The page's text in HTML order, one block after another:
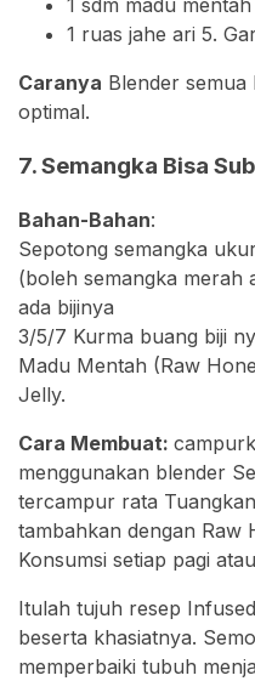
1 ruas jahe ari 5.
Caranya Blender semua
optimal.
7. Semangka Bisa
Bahan-Bahan:
Sepotong semangka
(boleh semangka merah
ada bijinya
3/5/7 Kurma buang biji
Madu Mentah (Raw
Jelly.
Cara Membuat:
menggunakan blender
tercampur rata
tambahkan dengan Raw
Konsumsi setiap pagi
Itulah tujuh resep
beserta khasiatnya.
memperbaiki tubuh